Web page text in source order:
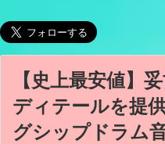
【史上最安値】
ディテールを提
グシップドラム